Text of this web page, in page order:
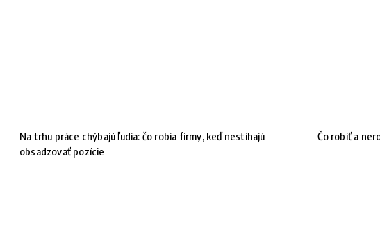
Na trhu práce chýbajú ľudia: čo robia firmy, keď nestíhajú
obsadzovať pozície
Čo robiť a